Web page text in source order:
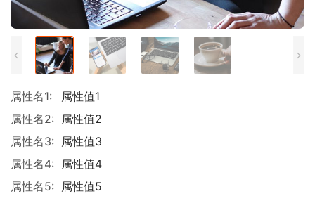
属性名1:
属性值1
属性名2:
属性值2
属性名3:
属性值3
属性名4:
属性值4
属性名5:
属性值5